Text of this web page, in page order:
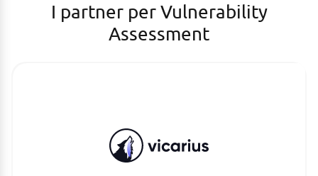
I partner per Vulnerability
Assessment